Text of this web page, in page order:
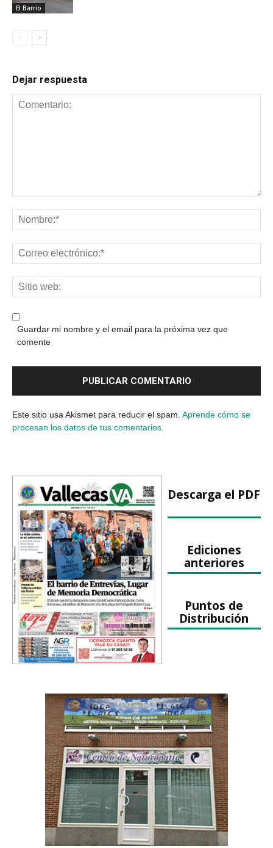
El Barrio
Dejar respuesta
Guardar mi nombre y el email para la próxima vez que
comente
Este sitio usa Akismet para reducir el spam. Aprende cómo se
procesan los datos de tus comentarios.
Descarga el PDF
Ediciones
anteriores
Puntos de
Distribución